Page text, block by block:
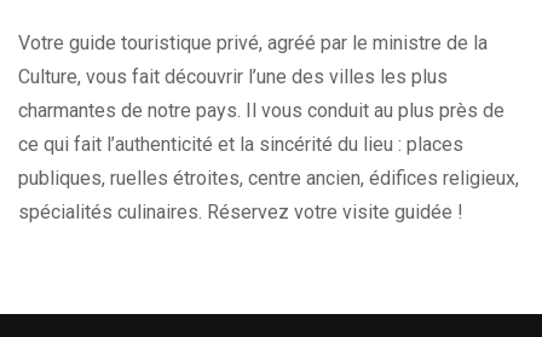
Votre guide touristique privé, agréé par le ministre de la
Culture, vous fait découvrir l’une des villes les plus
charmantes de notre pays. Il vous conduit au plus près de
ce qui fait l’authenticité et la sincérité du lieu : places
publiques, ruelles étroites, centre ancien, édifices religieux,
spécialités culinaires. Réservez votre visite guidée !